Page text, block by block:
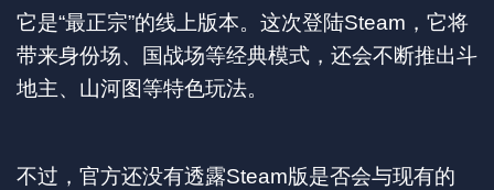
它是“最正宗”的线上版本。这次登陆Steam，它将
带来身份场、国战场等经典模式，还会不断推出斗
地主、山河图等特色玩法。
不过，官方还没有透露Steam版是否会与现有的